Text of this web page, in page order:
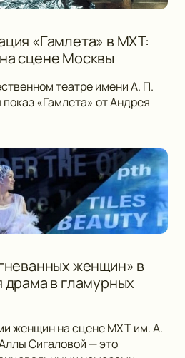
«Гамлета» в МХТ:
сцене Москвы
театре имени А. П.
«Гамлета» от Андрея
женщин» в
в гламурных
женщин на сцене МХТ им. А.
Сигаловой — это